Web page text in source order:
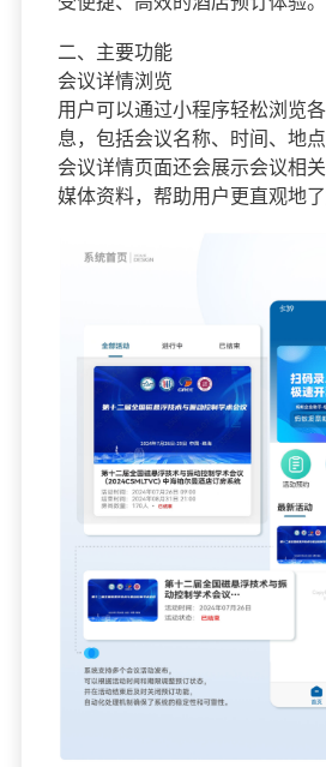
二、主要功能
会议详情浏览
用户可以通过小程序轻松浏览
息，包括会议名称、时间、地点
会议详情页面还会展示会议相
媒体资料，帮助用户更直观地了